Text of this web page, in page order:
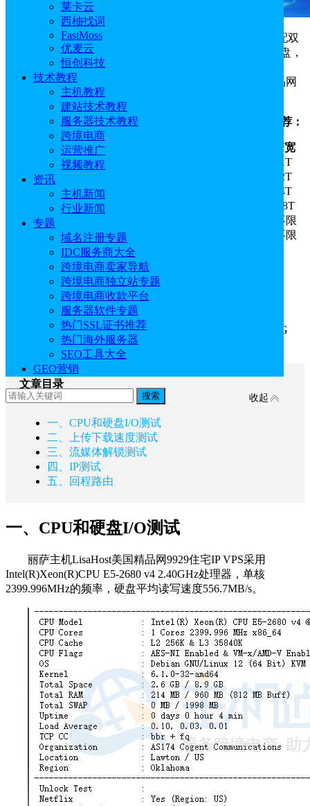
莱卡云
西柚找词
FastMoss
优麦云
恒创科技
技术教程
主机教程
建站技术教程
服务器技术教程
跨境电商
运营推广
视频教程
资讯
主机新闻
行业新闻
专题
域名注册专题
IDC服务商大全
跨境电商卖家导航
跨境电商独立站专题
跨境电商收款平台
服务器软件专题
热门SSL证书推荐
热门海外服务器
SEO工具大全
GEO营销
搜索
丽萨主机LisaHost
美国精品网9929住宅IP VPS默认分配双
isp家宽住宅美国原生IP，超大带宽，NVMe高性能固态硬盘，
读写速度快。美国顶级精品网9929线路，同时支持安装
Windows。本文就来测评下丽萨主机LisaHost美国9929精品网
络双ISP住宅IP VPS的精简版方案，评测数据仅供参考。
丽萨主机LisaHost美国精品网9929住宅IP VPS方案推荐：
方案 CPU
流量/月带宽
精简版
1核
50Mbps/1T
基础版
60Mbps/2T
进阶版
2核
80Mbps/4T
豪华版
4核
100Mbps/8T
不限流量Lite
20Mbps/不限
不限流量Pro
4核 50Mbps/不限
《点击进入官网选购
丽萨主机优惠码：
idcspy
（全场9折，续费同价）
本文测评的是精简版方案，配置为：1核1G内存、10G
SSD硬盘。
文章目录
收起
一、CPU和硬盘I/O测试
二、上传下载速度测试
三、流媒体解锁测试
四、IP测试
五、回程路由
一、CPU和硬盘I/O测试
丽萨主机LisaHost美国精品网9929住宅IP VPS采用
Intel(R)Xeon(R)CPU E5-2680 v4 2.40GHz处理器，单核
2399.996MHz的频率，硬盘平均读写速度556.7MB/s。